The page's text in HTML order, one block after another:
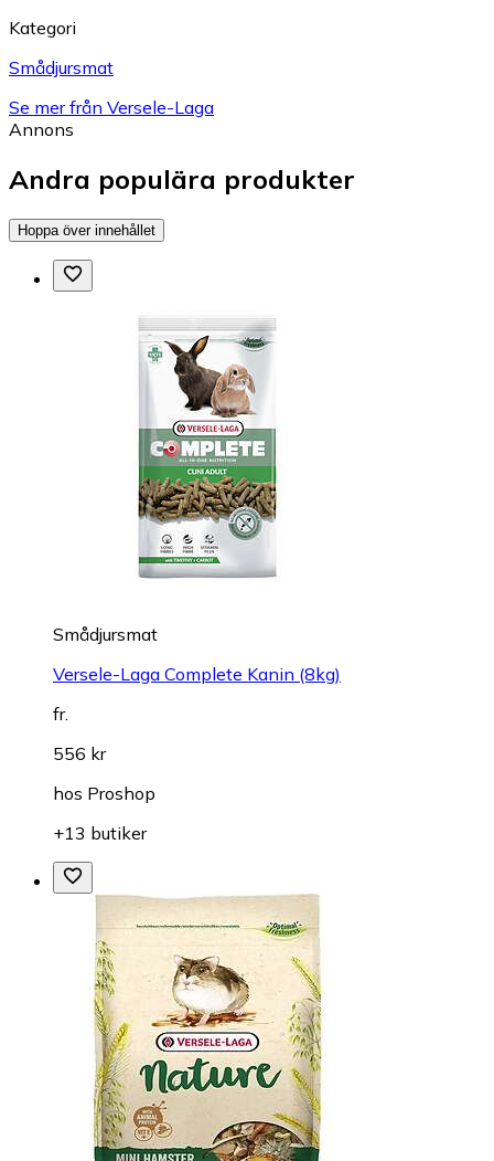
Kategori
Smådjursmat
Se mer från Versele-Laga
Annons
Andra populära produkter
Hoppa över innehållet
Smådjursmat
Versele-Laga Complete Kanin (8kg)
fr.
556 kr
hos Proshop
+13 butiker